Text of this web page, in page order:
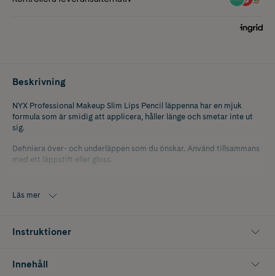
Beskrivning
NYX Professional Makeup Slim Lips Pencil läppenna har en mjuk
formula som är smidig att applicera, håller länge och smetar inte ut
sig.
Definiera över- och underläppen som du önskar. Använd tillsammans
med ett läppstift eller gloss.
Läs mer
Instruktioner
Innehåll